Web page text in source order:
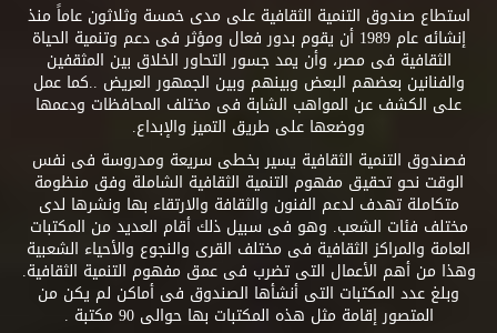
استطاع صندوق التنمية الثقافية على مدى خمسة وثلاثون عاماً منذ
إنشائه عام 1989 أن يقوم بدور فعال ومؤثر فى دعم وتنمية الحياة
الثقافية فى مصر، وأن يمد جسور التحاور الخلاق بين المثقفين
والفنانين بعضهم البعض وبينهم وبين الجمهور العريض ..كما عمل
على الكشف عن المواهب الشابة فى مختلف المحافظات ودعمها
ووضعها على طريق التميز والإبداع.
فصندوق التنمية الثقافية يسير بخطى سريعة ومدروسة فى نفس
الوقت نحو تحقيق مفهوم التنمية الثقافية الشاملة وفق منظومة
متكاملة تهدف لدعم الفنون والثقافة والارتقاء بها ونشرها لدى
مختلف فئات الشعب. وهو فى سبيل ذلك أقام العديد من المكتبات
العامة والمراكز الثقافية فى مختلف القرى والنجوع والأحياء الشعبية
وهذا من أهم الأعمال التى تضرب فى عمق مفهوم التنمية الثقافية.
وبلغ عدد المكتبات التى أنشأها الصندوق فى أماكن لم يكن من
المتصور إقامة مثل هذه المكتبات بها حوالى 90 مكتبة .